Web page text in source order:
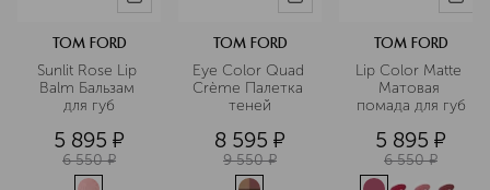
TOM FORD
Sunlit Rose Lip
Balm Бальзам
для губ
5 895 ¤
6 550 ¤
TOM FORD
Eye Color Quad
Crème Палетка
теней
8 595 ¤
9 550 ¤
TOM FORD
Lip Color Matte
Матовая
помада для губ
5 895 ¤
6 550 ¤